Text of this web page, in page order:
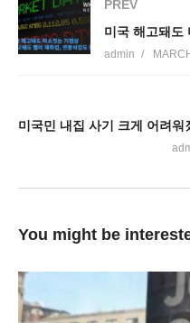
PREV
admin
You might be